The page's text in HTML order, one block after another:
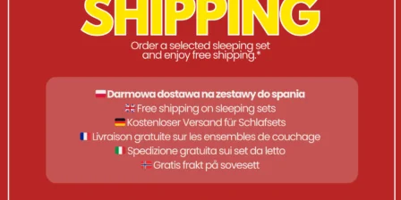
światłem ciepłym, lampa dysponuje również światłem o
klasycznej dla diod LED temperaturze barwowej.
Maksymalny strumień świetlny 370 lm, pozwoli na
rozświetlenia dużego rodzinnego namiotu, tarasu czy
ogródka. Dzięki zasilaniu za pomocą dwóch akumulatorów,
18650 Li-Ion o łącznej pojemności 5200 mAh Pacifica może
pracować nie przerwanie nawet do 75 h, ładowanie odywa
się poprzez gniazdo USB-C. Lampa Pacifica posiada również